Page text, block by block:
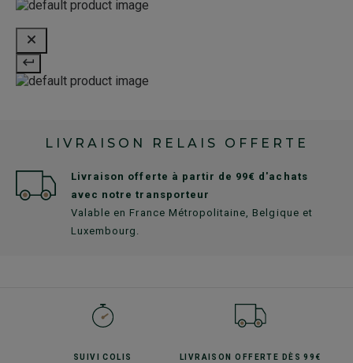
LIVRAISON RELAIS OFFERTE
Livraison offerte à partir de 99€ d'achats
avec notre transporteur
Valable en France Métropolitaine, Belgique et
Luxembourg.
SUIVICOLIS LIVRAISON OFFERTE
DÈS 99€